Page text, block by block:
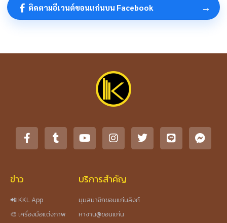
ติดตามอีเวนต์ขอนแก่นบน Facebook →
ข่าว
📲 KKL App
🎨 เครื่องมือแต่งภาพ
บริการสำคัญ
มุมสมาชิกขอนแก่นลิงก์
หางาน@ขอนแก่น